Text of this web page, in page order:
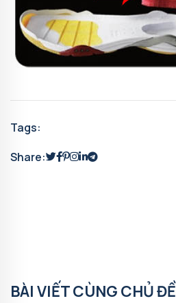
Tags:
Share:
BÀI VIẾT CÙNG CHỦ ĐỀ